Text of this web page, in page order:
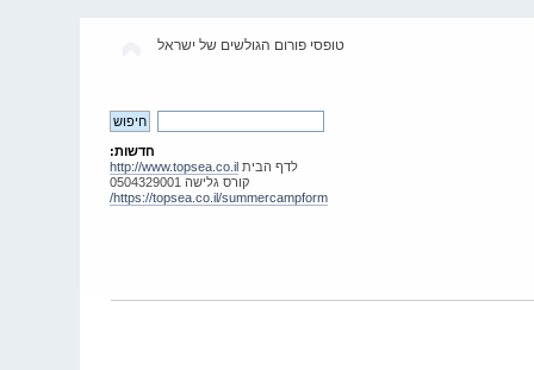
טופסי פורום הגולשים של ישראל
חדשות:
לדף הבית http://www.topsea.co.il
קורס גלישה 0504329001
https://topsea.co.il/summercampform/